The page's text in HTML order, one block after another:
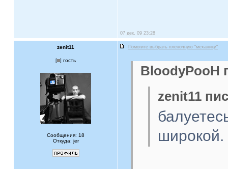
07 дек, 09 23:28
zenit11 Помогите выбрать пленочную "механику"
[ ] гость
Сообщения: 18
Откуда: jer
BloodyPooH
zenit11
широкой.